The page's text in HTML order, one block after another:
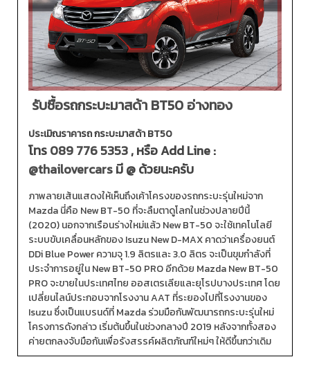
รับซื้อรถกระบะมาสด้า BT50 อ่างทอง
ประเมิณราคารถ กระบะมาสด้า BT50
โทร089 776 5353, หรือ Add Line :
@thailovercarsมี @ ด้วยนะครับ
ภาพลายเส้นแสดงให้เห็นถึงเค้าโครงของรถกระบะรุ่นใหม่จาก
Mazda นี่คือ New BT-50 ที่จะลืมตาดูโลกในช่วงปลายปีนี้
(2020) นอกจากเรือนร่างใหม่แล้ว New BT-50 จะใช้เทคโนโลยี
ระบบขับเคลื่อนหลักของ Isuzu New D-MAX คาดว่าเครื่องยนต์
DDi Blue Power ความจุ 1.9 ลิตรและ 3.0 ลิตร จะเป็นขุมกำลังที่
ประจำการอยู่ใน New BT-50 PRO อีกด้วย Mazda New BT-50
PRO จะขายในประเทศไทย ออสเตรเลียและยุโรปบางประเทศ โดย
เปลี่ยนไลน์ประกอบจากโรงงาน AAT ที่ระยองไปที่โรงงานของ
Isuzu ซึ่งเป็นแบรนด์ที่ Mazda ร่วมมือกันพัฒนารถกระบะรุ่นใหม่
โครงการดังกล่าว เริ่มต้นขึ้นในช่วงกลางปี 2019 หลังจากทั้งสอง
ค่ายตกลงจับมือกันเพื่อรังสรรค์ผลิตภัณฑ์ใหม่ๆ ให้ดีขึ้นกว่าเดิม